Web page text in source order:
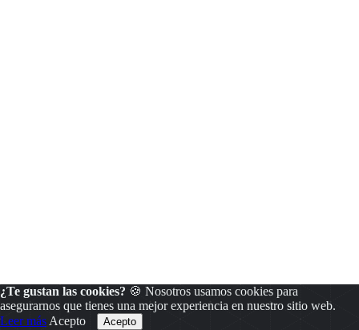
¿Te gustan las cookies? 🍪 Nosotros usamos cookies para
asegurarnos que tienes una mejor experiencia en nuestro sitio web.
Leer más Acepto